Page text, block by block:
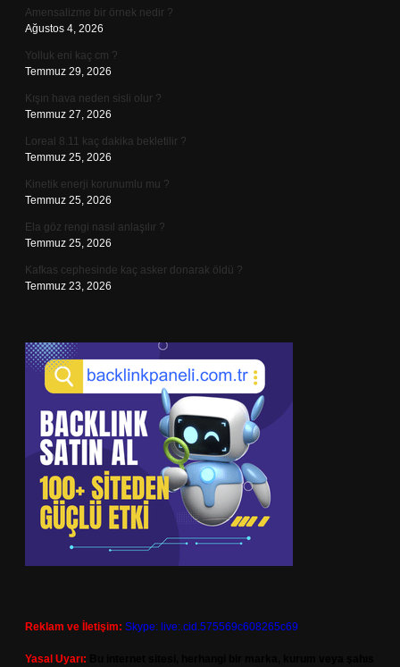
Amensalizme bir örnek nedir ?
Ağustos 4, 2026
Yolluk eni kaç cm ?
Temmuz 29, 2026
Kışın hava neden sisli olur ?
Temmuz 27, 2026
Loreal 8.11 kaç dakika bekletilir ?
Temmuz 25, 2026
Kinetik enerji korunumlu mu ?
Temmuz 25, 2026
Ela göz rengi nasıl anlaşılır ?
Temmuz 25, 2026
Kafkas cephesinde kaç asker donarak öldü ?
Temmuz 23, 2026
Reklam ve İletişim: Skype: live:.cid.575569c608265c69
Yasal Uyarı: